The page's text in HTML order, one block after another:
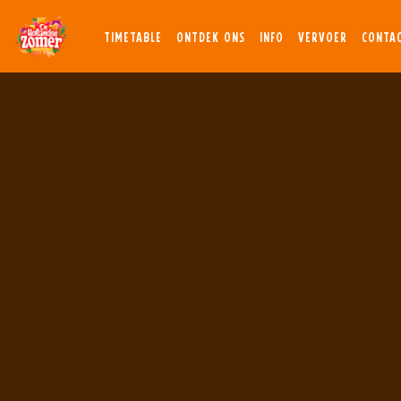
TIMETABLE ONTDEK ONS INFO VERVOER